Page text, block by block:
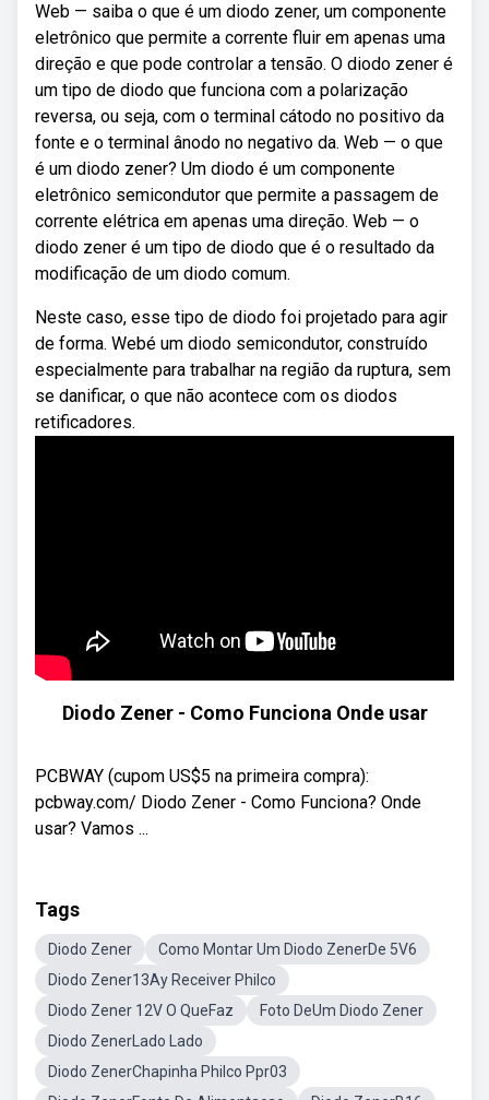
Web — saiba o que é um diodo zener, um componente
eletrônico que permite a corrente fluir em apenas uma
direção e que pode controlar a tensão. O diodo zener é
um tipo de diodo que funciona com a polarização
reversa, ou seja, com o terminal cátodo no positivo da
fonte e o terminal ânodo no negativo da. Web — o que
é um diodo zener? Um diodo é um componente
eletrônico semicondutor que permite a passagem de
corrente elétrica em apenas uma direção. Web — o
diodo zener é um tipo de diodo que é o resultado da
modificação de um diodo comum.
Neste caso, esse tipo de diodo foi projetado para agir
de forma. Webé um diodo semicondutor, construído
especialmente para trabalhar na região da ruptura, sem
se danificar, o que não acontece com os diodos
retificadores.
Diodo Zener - Como Funciona Onde usar
PCBWAY (cupom US$5 na primeira compra):
pcbway.com/ Diodo Zener - Como Funciona? Onde
usar? Vamos ...
Tags
Diodo Zener
Como Montar Um Diodo ZenerDe 5V6
Diodo Zener13Ay Receiver Philco
Diodo Zener 12V O QueFaz
Foto DeUm Diodo Zener
Diodo ZenerLado Lado
Diodo ZenerChapinha Philco Ppr03